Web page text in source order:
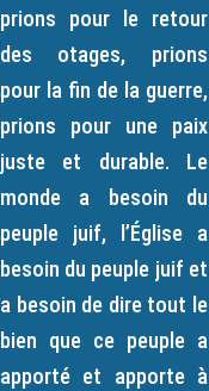
prions pour le retour
des otages, prions
pour la fin de la guerre,
prions pour une paix
juste et durable. Le
monde a besoin du
peuple juif, l’Église a
besoin du peuple juif et
a besoin de dire tout le
bien que ce peuple a
apporté et apporte à